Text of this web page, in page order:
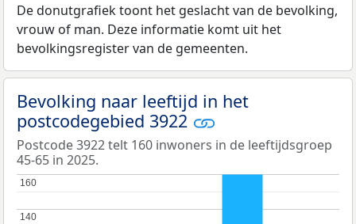
De donutgrafiek toont het geslacht van de bevolking,
vrouw of man. Deze informatie komt uit het
bevolkingsregister van de gemeenten.
Bevolking naar leeftijd in het
postcodegebied 3922
Postcode 3922 telt 160 inwoners in de leeftijdsgroep
45-65 in 2025.
140
140
160
160